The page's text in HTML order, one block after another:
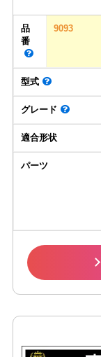
品
番
9093
型式
グレード
適合形状
パーツ